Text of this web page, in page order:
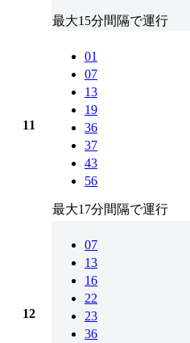
最大15分間隔で運行
11
01
07
13
19
36
37
43
56
最大17分間隔で運行
12
07
13
16
22
23
36